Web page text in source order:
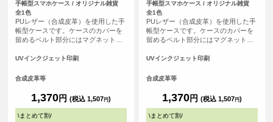
手帳型スマホケース / オリジナル雑貨
全1色
PUレザー（合成皮革）を使用した手
帳型ケースです。ケースのカバーを
留めるベルト部分にはマグネット使
た。内側には交通系ICカードや身分
ットがはいっています。
UVインクジェット印刷
合成皮革等
1,370円 (税込 1,507円)
\まとめて割/
手帳型スマホケース / オリジナル雑貨
全1色
PUレザー（合成皮革）を使用した手
帳型ケースです。ケースのカバーを
留めるベルト部分にはマグネット使
た。内側には交通系ICカードや身分
ットがはいっています。
UVインクジェット印刷
合成皮革等
1,370円 (税込 1,507円)
\まとめて割/